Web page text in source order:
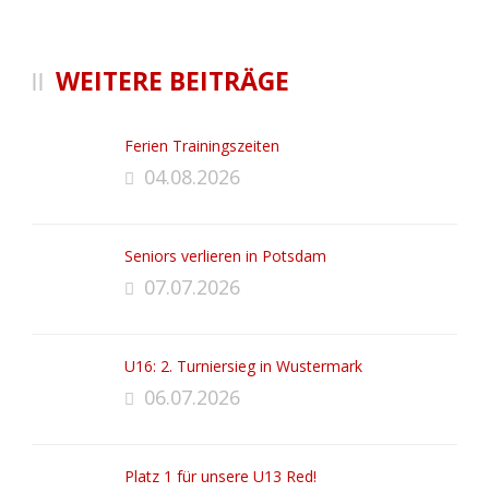
WEITERE BEITRÄGE
Ferien Trainingszeiten
04.08.2026
Seniors verlieren in Potsdam
07.07.2026
U16: 2. Turniersieg in Wustermark
06.07.2026
Platz 1 für unsere U13 Red!